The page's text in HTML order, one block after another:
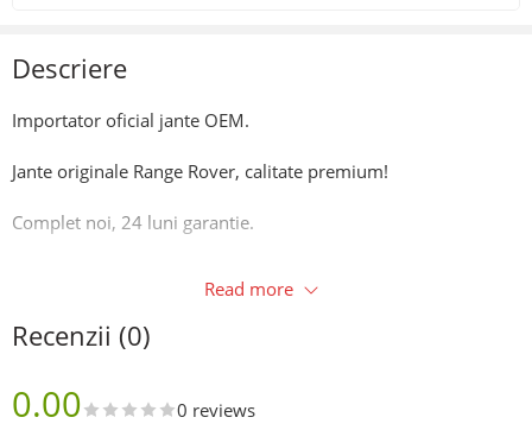
Descriere
Importator oficial jante OEM.
Jante originale Range Rover, calitate premium!
Complet noi, 24 luni garantie.
Negru lucios/Glossy black.
Read more
Recenzii (0)
0.00 0 reviews